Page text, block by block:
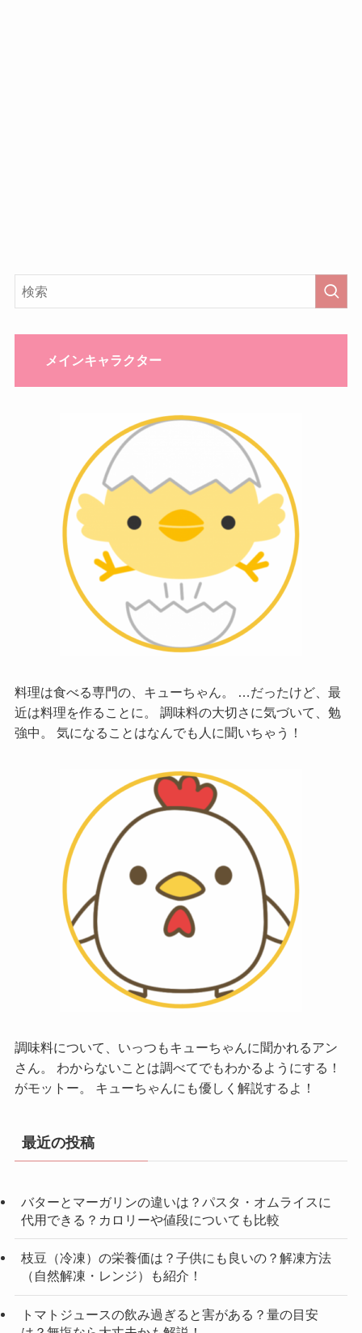
メインキャラクター
料理は食べる専門の、キューちゃん。 …だったけど、最
近は料理を作ることに。 調味料の大切さに気づいて、勉
強中。 気になることはなんでも人に聞いちゃう！
調味料について、いっつもキューちゃんに聞かれるアン
さん。 わからないことは調べてでもわかるようにする！
がモットー。 キューちゃんにも優しく解説するよ！
最近の投稿
バターとマーガリンの違いは？パスタ・オムライスに
代用できる？カロリーや値段についても比較
枝豆（冷凍）の栄養価は？子供にも良いの？解凍方法
（自然解凍・レンジ）も紹介！
トマトジュースの飲み過ぎると害がある？量の目安